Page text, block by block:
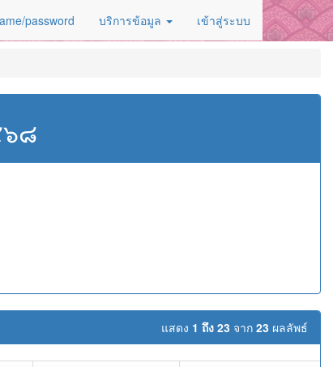
password บริการข้อมูล เข้าสู่ระบบ
๖๘
แสดง 1 ถึง 23 จาก 23 ผลลัพธ์